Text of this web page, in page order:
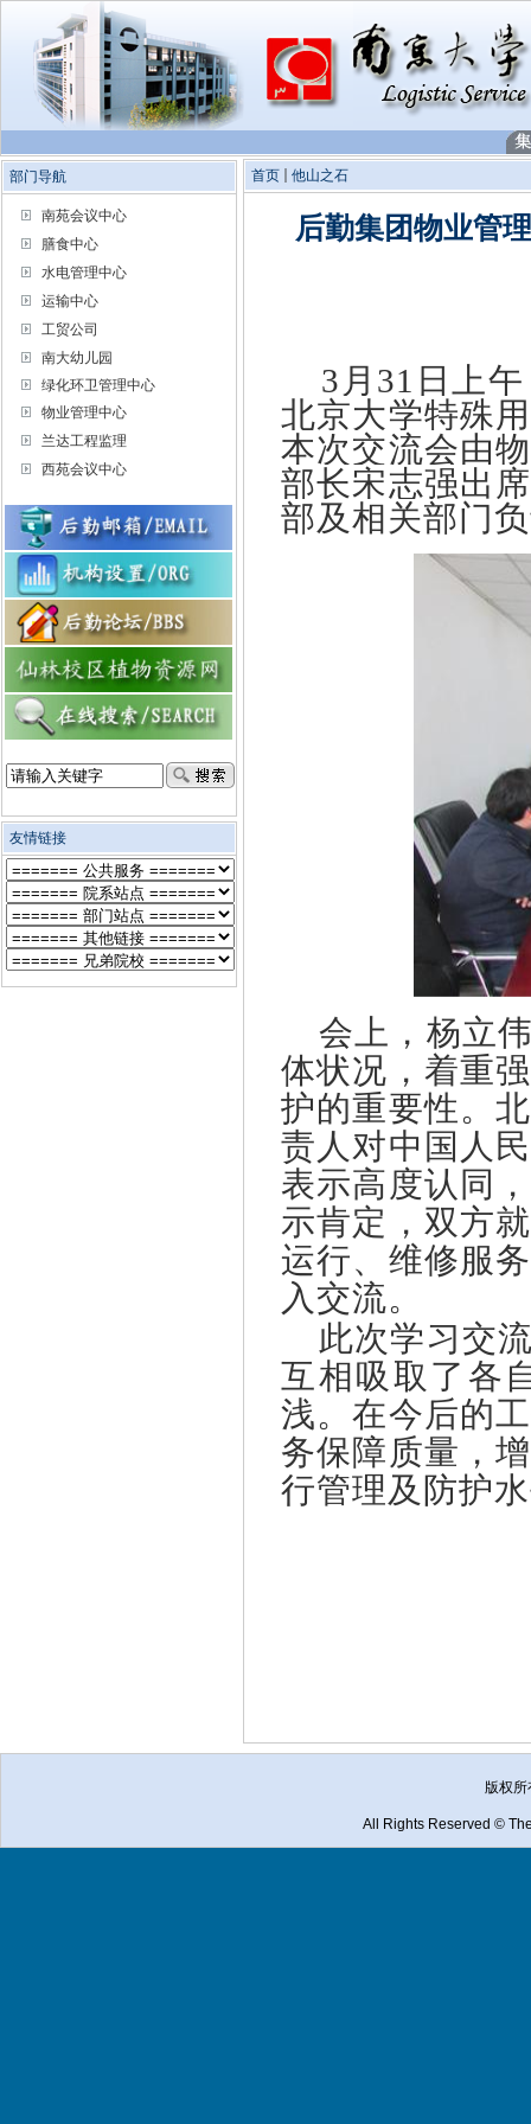
部门导航
南苑会议中心
膳食中心
水电管理中心
运输中心
工贸公司
南大幼儿园
绿化环卫管理中心
物业管理中心
兰达工程监理
西苑会议中心
友情链接
首页 他山之石
后勤集团物业管
3月31日上午
北京大学特殊
本次交流会由
部长宋志强出
部及相关部门
会上，杨立伟
体状况，着重
护的重要性。
责人对中国人
表示高度认同
示肯定，双方
运行、维修服
入交流。
此次学习交流
互相吸取了各
浅。在今后的
务保障质量，
行管理及防护
版权
All Rights Reserved ©